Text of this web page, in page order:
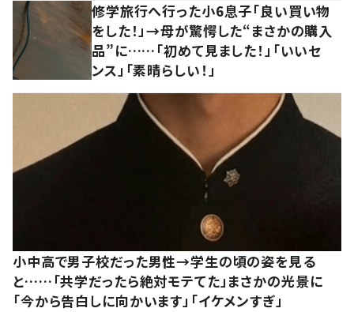
修学旅行へ行った小6息子「良い買い物
をした！」→母が驚愕した“まさかの購入
品”に……「初めて見ました！」「いいセ
ンス」「素晴らしい！」
小中高で男子校だった男性→学生の頃の姿を見る
と……「共学だったら絶対モテてた」まさかの光景に
「今から告白しに向かいます」「イケメンすぎ」